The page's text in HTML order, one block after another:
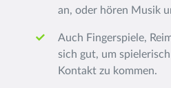
an, oder hören Musik
Auch Fingerspiele,
sich gut, um
Kontakt zu kommen.